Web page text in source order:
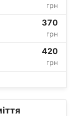
грн
370
грн
420
грн